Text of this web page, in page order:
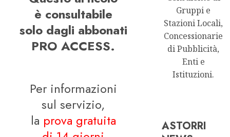
è consultabile
solo dagli abbonati
PRO ACCESS.
Per informazioni
sul servizio,
la prova gratuita
Gruppi e
Stazioni Locali,
Concessionarie
di Pubblicità,
Enti e
Istituzioni.
ASTORRI